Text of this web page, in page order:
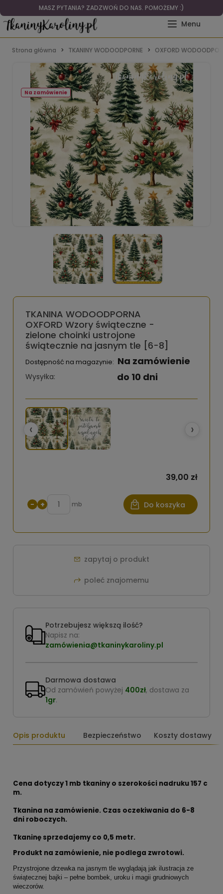
MASZ PYTANIA? ZADZWOŃ DO NAS. POMOŻEMY :)
Strona główna TKANINY WODOODPORNE OXFORD
Na zamówienie
TKANINA WODOODPORNA
OXFORD Wzory świąteczne -
zielone choinki ustrojone
świątecznie na jasnym tle [6-8]
Dostępność na magazynie: Na zamówienie
Wysyłka: do 10 dni
‹ ›
39,00 zł
− + mb Do koszyka
zapytaj o produkt
poleć znajomemu
Potrzebujesz większą ilość?
Napisz na:
zamówienia@tkaninykaroliny.pl
Darmowa dostawa
Od zamówień powyżej 400zł, dostawa za
1gr.
Opis produktu Bezpieczeństwo Koszty dostawy
Cena dotyczy 1 mb tkaniny o szerokości nadruku 157 c
m.
Tkanina na zamówienie. Czas oczekiwania do 6-8
dni roboczych.
Tkaninę sprzedajemy co 0,5 metr.
Produkt na zamówienie, nie podlega zwrotowi.
Przystrojone drzewka na jasnym tle wyglądają jak ilustracja ze
świątecznej bajki – pełne bombek, uroku i magii grudniowych
wieczorów.